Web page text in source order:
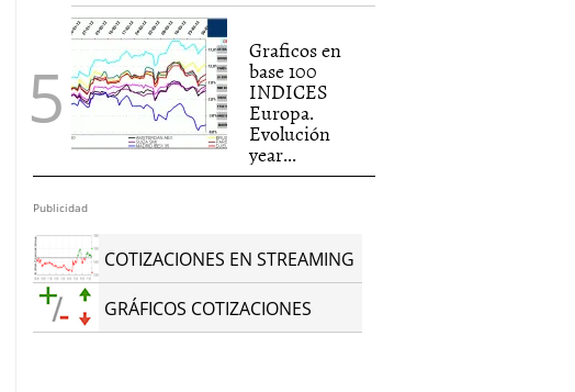
Graficos en
base 100
INDICES
Europa.
Evolución
year...
Publicidad
COTIZACIONES EN STREAMING
GRÁFICOS COTIZACIONES